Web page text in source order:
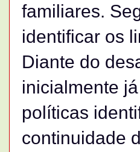
familiares.
identificar os
Diante do
inicialmente
políticas
continuidade